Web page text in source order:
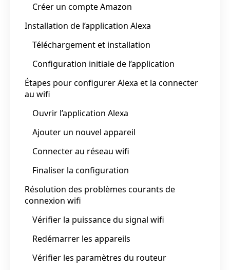
Créer un compte Amazon
Installation de l’application Alexa
Téléchargement et installation
Configuration initiale de l’application
Étapes pour configurer Alexa et la connecter
au wifi
Ouvrir l’application Alexa
Ajouter un nouvel appareil
Connecter au réseau wifi
Finaliser la configuration
Résolution des problèmes courants de
connexion wifi
Vérifier la puissance du signal wifi
Redémarrer les appareils
Vérifier les paramètres du routeur